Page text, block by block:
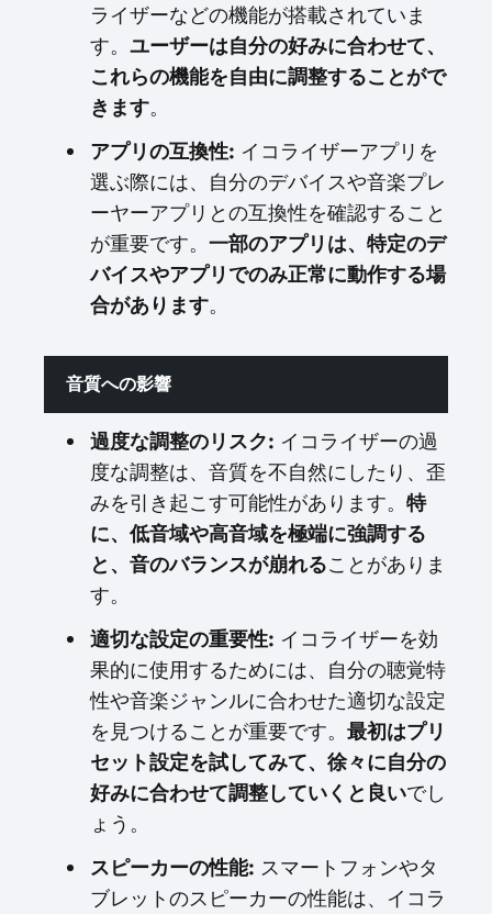
ライザーなどの機能が搭載されていま
す。 ユーザーは自分の好みに合わせて、
これらの機能を自由に調整することがで
きます。
アプリの互換性: イコライザーアプリを
選ぶ際には、自分のデバイスや音楽プレ
ーヤーアプリとの互換性を確認すること
が重要です。 一部のアプリは、特定のデ
バイスやアプリでのみ正常に動作する場
合があります。
音質への影響
過度な調整のリスク: イコライザーの過
度な調整は、音質を不自然にしたり、歪
みを引き起こす可能性があります。 特
に、低音域や高音域を極端に強調する
と、音のバランスが崩れることがありま
す。
適切な設定の重要性: イコライザーを効
果的に使用するためには、自分の聴覚特
性や音楽ジャンルに合わせた適切な設定
を見つけることが重要です。 最初はプリ
セット設定を試してみて、徐々に自分の
好みに合わせて調整していくと良いでし
ょう。
スピーカーの性能: スマートフォンやタ
ブレットのスピーカーの性能は、イコラ